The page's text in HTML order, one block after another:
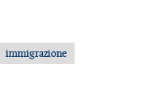
immigrazione